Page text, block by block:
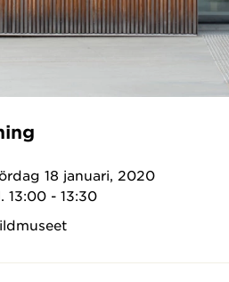
18 januari, 2020
13:00 - 13:30